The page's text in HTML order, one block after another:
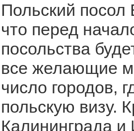
Польский посол
что перед
посольства
все желающие
число городов,
польскую визу.
Калининграда и